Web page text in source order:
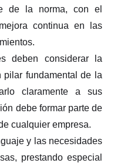
de la norma, con el
continua en las
deben considerar la
pilar fundamental de la
claramente a sus
debe formar parte de
cualquier empresa.
y las necesidades
prestando especial